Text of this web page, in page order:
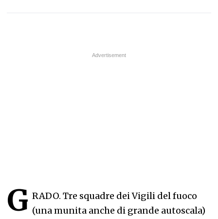
G RADO. Tre squadre dei Vigili del fuoco
(una munita anche di grande autoscala)